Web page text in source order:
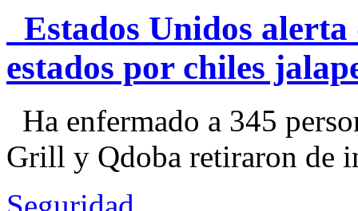
Estados Unidos alerta
estados por chiles
Ha enfermado a 345
Grill y Qdoba retiraron de